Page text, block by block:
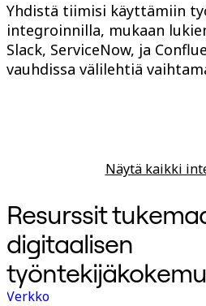
Yhdistä tiimisi käyttämiin
integroinnilla, mukaan
Slack, ServiceNow, ja
vauhdissa välilehtiä
Näytä kaikki
Resurssit
digitaalisen
Verkko